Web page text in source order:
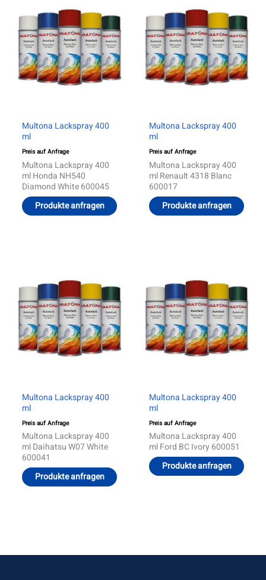
Multona Lackspray 400
ml
Preis auf Anfrage
Multona Lackspray 400
ml Honda NH540
Diamond White 600045
Produkte anfragen
Multona Lackspray 400
ml
Preis auf Anfrage
Multona Lackspray 400
ml Renault 4318 Blanc
600017
Produkte anfragen
Multona Lackspray 400
ml
Preis auf Anfrage
Multona Lackspray 400
ml Daihatsu W07 White
600041
Produkte anfragen
Multona Lackspray 400
ml
Preis auf Anfrage
Multona Lackspray 400
ml Ford BC Ivory 600051
Produkte anfragen